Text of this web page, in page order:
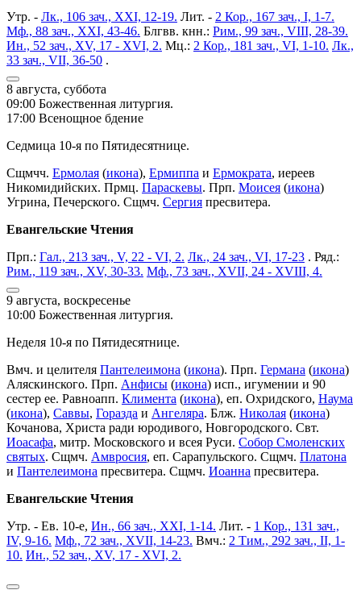
Утр. - Лк., 106 зач., XXI, 12-19. Лит. - 2 Кор., 167 зач., I, 1-7.
Мф., 88 зач., XXI, 43-46. Блгвв. кнн.: Рим., 99 зач., VIII, 28-39.
Ин., 52 зач., XV, 17 - XVI, 2. Мц.: 2 Кор., 181 зач., VI, 1-10. Лк.,
33 зач., VII, 36-50 .
8 августа, суббота
09:00 Божественная литургия.
17:00 Всенощное бдение
Седмица 10-я по Пятидесятнице.
Сщмчч. Ермолая (икона), Ермиппа и Ермократа, иереев
Никомидийских. Прмц. Параскевы. Прп. Моисея (икона)
Угрина, Печерского. Сщмч. Сергия пресвитера.
Евангельские Чтения
Прп.: Гал., 213 зач., V, 22 - VI, 2. Лк., 24 зач., VI, 17-23 . Ряд.:
Рим., 119 зач., XV, 30-33. Мф., 73 зач., XVII, 24 - XVIII, 4.
9 августа, воскресенье
10:00 Божественная литургия.
Неделя 10-я по Пятидесятнице.
Вмч. и целителя Пантелеимона (икона). Прп. Германа (икона)
Аляскинского. Прп. Анфисы (икона) исп., игумении и 90
сестер ее. Равноапп. Климента (икона), еп. Охридского, Наума
(икона), Саввы, Горазда и Ангеляра. Блж. Николая (икона)
Кочанова, Христа ради юродивого, Новгородского. Свт.
Иоасафа, митр. Московского и всея Руси. Собор Смоленских
святых. Сщмч. Амвросия, еп. Сарапульского. Сщмч. Платона
и Пантелеимона пресвитера. Сщмч. Иоанна пресвитера.
Евангельские Чтения
Утр. - Ев. 10-е, Ин., 66 зач., XXI, 1-14. Лит. - 1 Кор., 131 зач.,
IV, 9-16. Мф., 72 зач., XVII, 14-23. Вмч.: 2 Тим., 292 зач., II, 1-
10. Ин., 52 зач., XV, 17 - XVI, 2.